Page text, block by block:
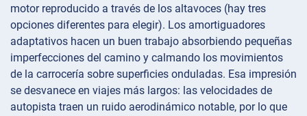
motor reproducido a través de los altavoces (hay tres
opciones diferentes para elegir). Los amortiguadores
adaptativos hacen un buen trabajo absorbiendo pequeñas
imperfecciones del camino y calmando los movimientos
de la carrocería sobre superficies onduladas. Esa impresión
se desvanece en viajes más largos: las velocidades de
autopista traen un ruido aerodinámico notable, por lo que